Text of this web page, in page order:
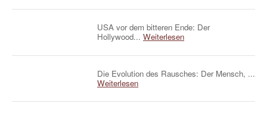
USA vor dem bitteren Ende: Der
Hollywood... Weiterlesen
Die Evolution des Rausches: Der Mensch, ...
Weiterlesen